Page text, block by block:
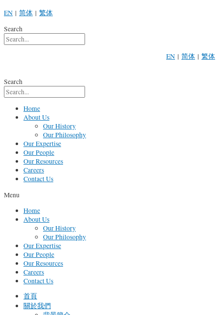
EN | 简体 | 繁体
Search
EN | 简体 | 繁体
Search
Home
About Us
Our History
Our Philosophy
Our Expertise
Our People
Our Resources
Careers
Contact Us
Menu
Home
About Us
Our History
Our Philosophy
Our Expertise
Our People
Our Resources
Careers
Contact Us
首頁
關於我們